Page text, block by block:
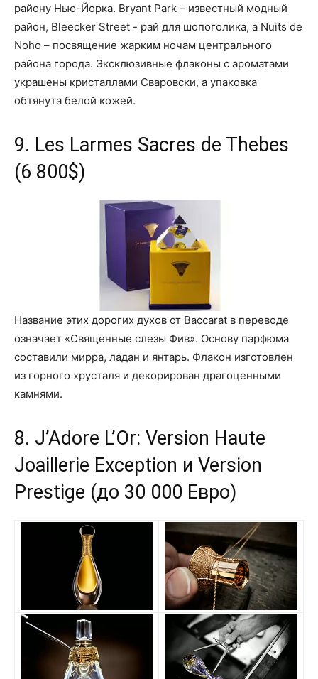
району Нью-Йорка. Bryant Park – известный модный
район, Bleecker Street - рай для шопоголика, а Nuits de
Noho – посвящение жарким ночам центрального
района города. Эксклюзивные флаконы с ароматами
украшены кристаллами Сваровски, а упаковка
обтянута белой кожей.
9. Les Larmes Sacres de Thebes
(6 800$)
Название этих дорогих духов от Baccarat в переводе
означает «Священные слезы Фив». Основу парфюма
составили мирра, ладан и янтарь. Флакон изготовлен
из горного хрусталя и декорирован драгоценными
камнями.
8. J’Adore L’Or: Version Haute
Joaillerie Exception и Version
Prestige (до 30 000 Евро)